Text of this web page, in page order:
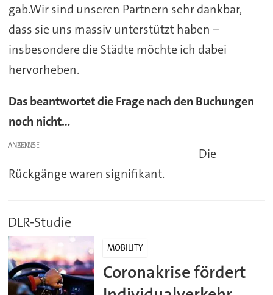
gab.Wir sind unseren Partnern sehr dankbar,
dass sie uns massiv unterstützt haben –
insbesondere die Städte möchte ich dabei
hervorheben.
Das beantwortet die Frage nach den Buchungen
noch nicht...
ANZEIGE
Die
Rückgänge waren signifikant.
DLR-Studie
MOBILITY
Coronakrise fördert